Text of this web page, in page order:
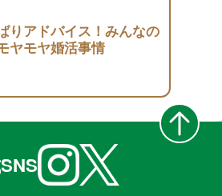
りアドバイス！みんなの
ヤモヤ婚活事情